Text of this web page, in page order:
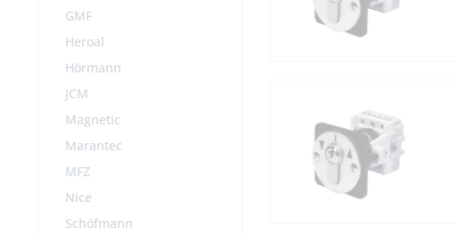
GMF
Heroal
Hörmann
JCM
Magnetic
Marantec
MFZ
Nice
Schöfmann